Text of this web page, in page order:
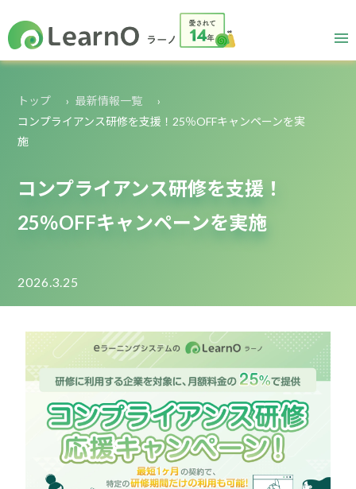
トップ
最新情報一覧
コンプライアンス研修を支援！25％OFFキャンペーンを実
施
コンプライアンス研修を支援！
25％OFFキャンペーンを実施
2026.3.25